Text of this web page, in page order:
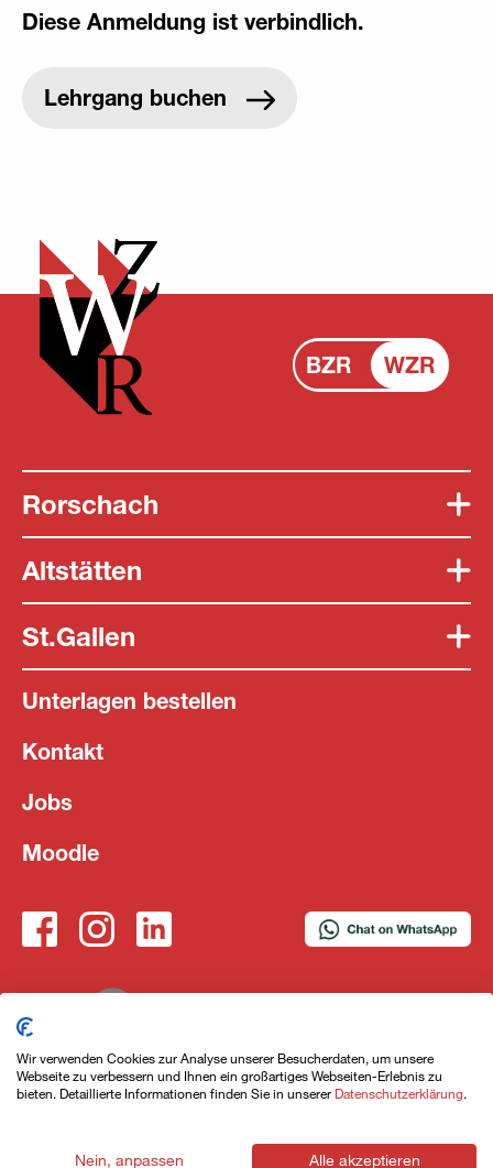
Diese Anmeldung ist verbindlich.
BZR WZR
Rorschach
Altstätten
St.Gallen
Unterlagen bestellen
Kontakt
Jobs
Moodle
Impressum Datenschutzerklärung AGB
Wir verwenden Cookies zur Analyse unserer Besucherdaten, um unsere
Webseite zu verbessern und Ihnen ein großartiges Webseiten-Erlebnis zu
bieten. Detaillierte Informationen finden Sie in unserer Datenschutzerklärung.
Nein, anpassen Alle akzeptieren